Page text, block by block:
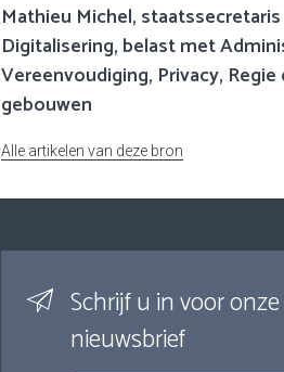
Mathieu Michel,
Digitalisering, belast met
Vereenvoudiging, Privacy, Regie
gebouwen
Alle artikelen van deze bron
Schrijf u in voor onze
nieuwsbrief